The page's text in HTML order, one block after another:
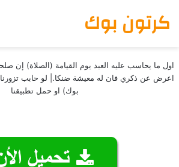
كرتون بوك
اول ما يحاسب عليه العبد يوم القيامة (الصلاة) إن
اعرض عن ذكري فان له معيشة ضنكا.| لو حابب
بوك) او حمل تطبيقنا